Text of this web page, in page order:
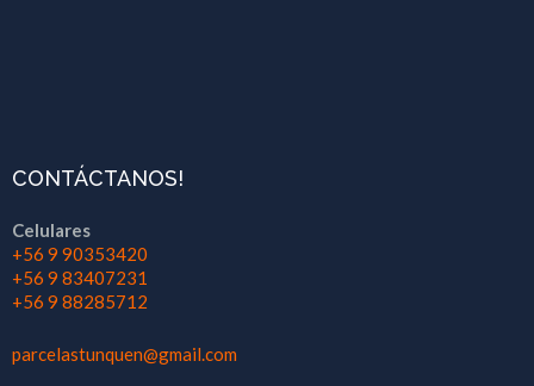
CONTÁCTANOS!
Celulares
+56 9 90353420
+56 9 83407231
+56 9 88285712
parcelastunquen@gmail.com